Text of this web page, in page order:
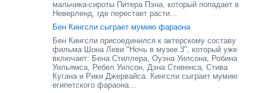
мальчика-сироты Питера Пэна, который попадает в
Неверленд, где перестает расти...
Бен Кингсли сыграет мумию фараона
Бен Кингсли присоединился к актерскому составу
фильма Шона Леви "Ночь в музее 3", который уже
включает: Бена Стиллера, Оуэна Уилсона, Робина
Уильямса, Ребел Уилсон, Дэна Стивенса, Стива
Кугана и Рики Джервайса. Кингсли сыграет мумию
египетского фараона...